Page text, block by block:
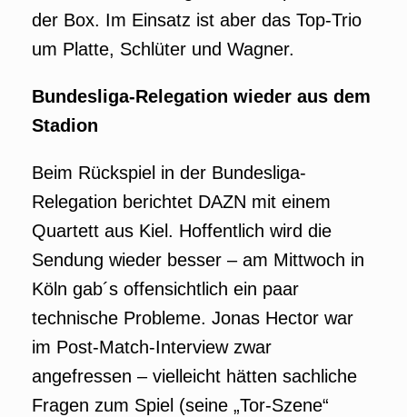
der Box. Im Einsatz ist aber das Top-Trio
um Platte, Schlüter und Wagner.
Bundesliga-Relegation wieder aus dem
Stadion
Beim Rückspiel in der Bundesliga-
Relegation berichtet DAZN mit einem
Quartett aus Kiel. Hoffentlich wird die
Sendung wieder besser – am Mittwoch in
Köln gab´s offensichtlich ein paar
technische Probleme. Jonas Hector war
im Post-Match-Interview zwar
angefressen – vielleicht hätten sachliche
Fragen zum Spiel (seine „Tor-Szene“